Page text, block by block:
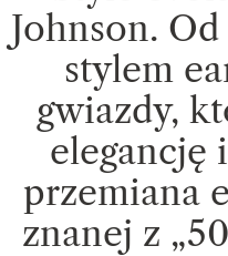
Johnson.
stylem
gwiazdy,
elegancję
przemiana
znanej z